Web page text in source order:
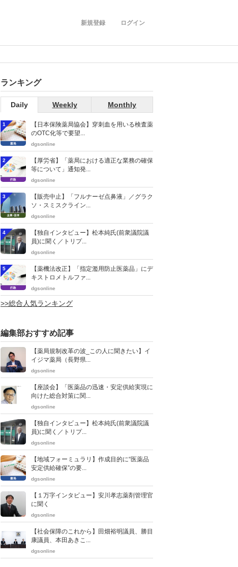
ログイン
新規登録
ランキング
Daily Weekly Monthly
1
【日本保険薬局協会】穿刺血を用いる検査薬
のOTC化等で要望...
dgsonline
2
【厚労省】「薬局における適正な業務の確保
等について」通知発...
dgsonline
3
【販売中止】「フルナーゼ点鼻液」／グラク
ソ・スミスクライン...
dgsonline
4
【独自インタビュー】松本純氏(前衆議院議
員)に聞く／トリプ...
dgsonline
5
【薬機法改正】「指定濫用防止医薬品」にデ
キストロメトルファ...
dgsonline
>>総合人気ランキング
編集部おすすめ記事
【薬局規制改革の波_この人に聞きたい】イ
イジマ薬局（長野県...
dgsonline
【座談会】「医薬品の迅速・安定供給実現に
向けた総合対策に関...
dgsonline
【独自インタビュー】松本純氏(前衆議院議
員)に聞く／トリプ...
dgsonline
【地域フォーミュラリ】作成目的に“医薬品
安定供給確保”の要...
dgsonline
【１万字インタビュー】安川孝志薬剤管理官
に聞く
dgsonline
【社会保障のこれから】田畑裕明議員、勝目
康議員、本田あきこ...
dgsonline